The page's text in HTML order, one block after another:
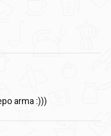
arma :)))